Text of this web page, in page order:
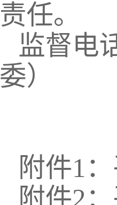
责任。
监督电
委）
附件1
附件2